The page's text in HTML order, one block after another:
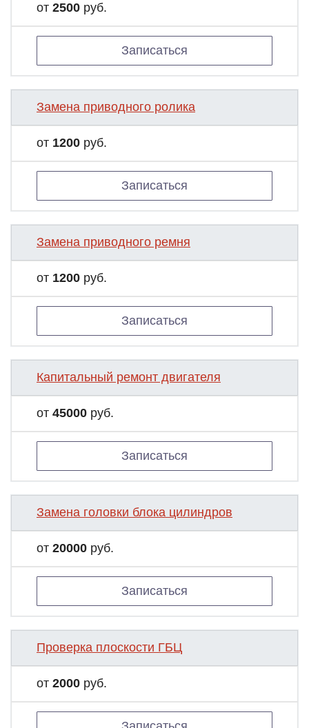
от 2500 руб.
Записаться
Замена приводного ролика
от 1200 руб.
Записаться
Замена приводного ремня
от 1200 руб.
Записаться
Капитальный ремонт двигателя
от 45000 руб.
Записаться
Замена головки блока цилиндров
от 20000 руб.
Записаться
Проверка плоскости ГБЦ
от 2000 руб.